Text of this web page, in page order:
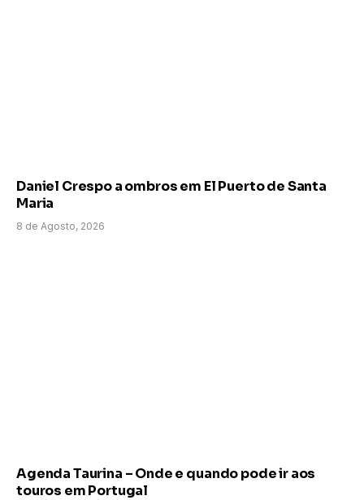
Daniel Crespo a ombros em El Puerto de Santa
Maria
8 de Agosto, 2026
Agenda Taurina – Onde e quando pode ir aos
touros em Portugal